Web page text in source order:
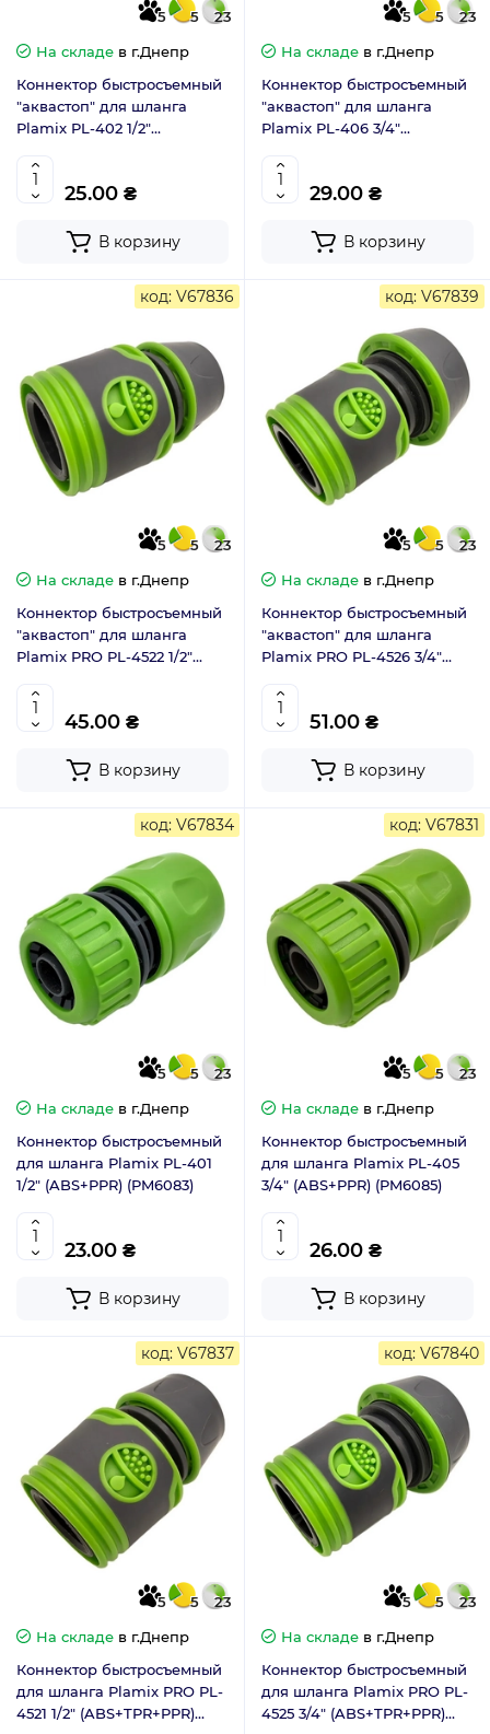
5 5
23
На складе в г.Днепр
Коннектор быстросъемный
"аквастоп" для шланга
Plamix PL-402 1/2"
25.00 ₴
В корзину
5 5
23
На складе в г.Днепр
Коннектор быстросъемный
"аквастоп" для шланга
Plamix PL-406 3/4"
29.00 ₴
В корзину
код: V67836
5 5
23
На складе в г.Днепр
Коннектор быстросъемный
"аквастоп" для шланга
Plamix PRO PL-4522 1/2"
45.00 ₴
В корзину
код: V67839
5 5
23
На складе в г.Днепр
Коннектор быстросъемный
"аквастоп" для шланга
Plamix PRO PL-4526 3/4"
51.00 ₴
В корзину
код: V67834
5 5
23
На складе в г.Днепр
Коннектор быстросъемный
для шланга Plamix PL-401
1/2" (ABS+PPR) (PM6083)
23.00 ₴
В корзину
код: V67831
5 5
23
На складе в г.Днепр
Коннектор быстросъемный
для шланга Plamix PL-405
3/4" (ABS+PPR) (PM6085)
26.00 ₴
В корзину
код: V67837
5 5
23
На складе в г.Днепр
Коннектор быстросъемный
для шланга Plamix PRO PL-
4521 1/2" (ABS+TPR+PPR)
код: V67840
5 5
23
На складе в г.Днепр
Коннектор быстросъемный
для шланга Plamix PRO PL-
4525 3/4" (ABS+TPR+PPR)